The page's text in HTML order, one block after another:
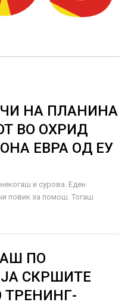
НА ПЛАНИНА
ВО ОХРИД
ЕВРА ОД ЕУ
и сурова. Еден
повик за помош. Тогаш
ПО
СКРШИТЕ
ТРЕНИНГ-